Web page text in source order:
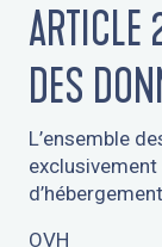
ARTICLE
DES
L’ensemble
OVH